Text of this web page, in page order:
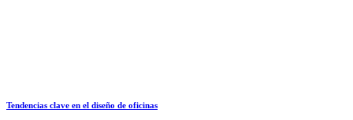
Tendencias clave en el diseño de oficinas